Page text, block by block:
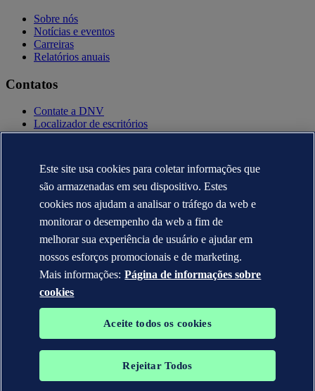
Sobre nós
Notícias e eventos
Carreiras
Relatórios anuais
Contatos
Contate a DNV
Localizador de escritórios
Contatos para imprensa
Política de privacidade
Termo de uso
Copyright © DNV AS 2025
Informação sobre cookies
As marcas registradas DNV GL®, DNV®, Horizon Graphic e Det
Este site usa cookies para coletar informações que
são armazenadas em seu dispositivo. Estes
cookies nos ajudam a analisar o tráfego da web e
monitorar o desempenho da web a fim de
melhorar sua experiência de usuário e ajudar em
nossos esforços promocionais e de marketing.
Mais informações: Página de informações sobre
cookies
Aceite todos os cookies
Rejeitar Todos